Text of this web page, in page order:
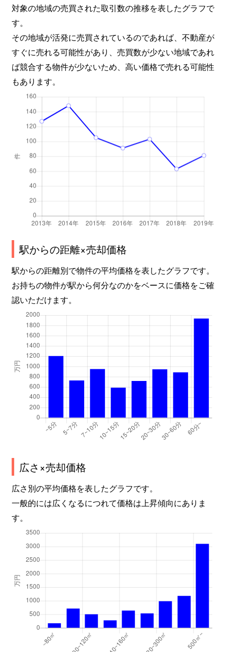
松崎町 1,900万円 八代
徒歩
松崎町
1,800万円 八代
徒歩
松崎町
2,300万円 八代
徒歩
水島町
港町
1,400万円
宮地町
550万円 八代
徒歩
麦島西町
麦島西町
980万円 八代
徒歩
夕葉町
1,100万円
横手本町
1,600万円 八代
徒歩
渡町
対象の地域の売買された取引数の推移を表したグラフで
す。
その地域が活発に売買されているのであれば、不動産が
すぐに売れる可能性があり、売買数が少ない地域であれ
ば競合する物件が少ないため、高い価格で売れる可能性
もあります。
駅からの距離×売却価格
駅からの距離別で物件の平均価格を表したグラフです。
お持ちの物件が駅から何分なのかをベースに価格をご確
認いただけます。
広さ×売却価格
広さ別の平均価格を表したグラフです。
一般的には広くなるにつれて価格は上昇傾向にありま
す。